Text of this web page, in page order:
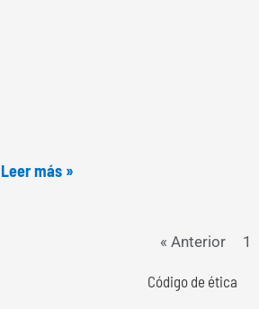
Leer más »
« Anterior 1
Código de ética